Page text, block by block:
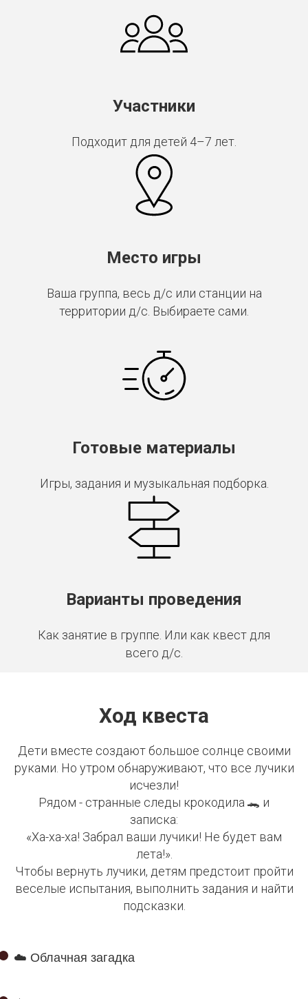
Участники
Подходит для детей 4–7 лет.
Место игры
Ваша группа, весь д/с или станции на
территории д/с. Выбираете сами.
Готовые материалы
Игры, задания и музыкальная подборка.
Варианты проведения
Как занятие в группе. Или как квест для
всего д/с.
Ход квеста
Дети вместе создают большое солнце своими
руками. Но утром обнаруживают, что все лучики
исчезли!
Рядом - странные следы крокодила 🐊 и
записка:
«Ха-ха-ха! Забрал ваши лучики! Не будет вам
лета!».
Чтобы вернуть лучики, детям предстоит пройти
веселые испытания, выполнить задания и найти
подсказки.
☁️ Облачная загадка